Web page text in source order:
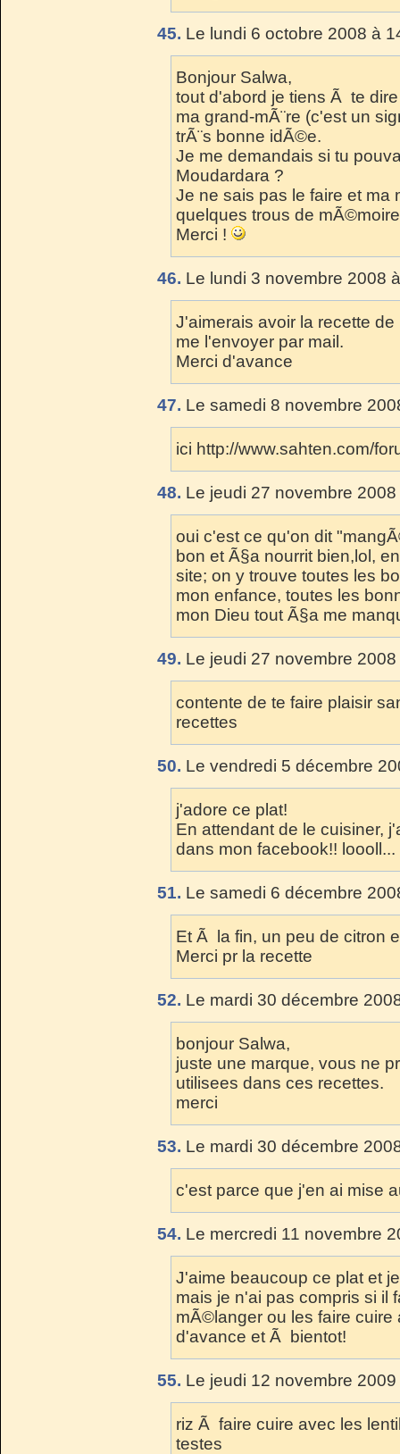
45. Le lundi 6 octobre 2008 à
Bonjour Salwa,
tout d'abord je tiens Ã te
ma grand-mÃ¨re (c'est un
trÃ¨s bonne idÃ©e.
Je me demandais si tu
Moudardara ?
Je ne sais pas le faire et ma
quelques trous de
Merci !
46. Le lundi 3 novembre 2008
J'aimerais avoir la recette
me l'envoyer par mail.
Merci d'avance
47. Le samedi 8 novembre
ici http://www.sahten.com/
48. Le jeudi 27 novembre
oui c'est ce qu'on dit
bon et Ã§a nourrit bien,lol,
site; on y trouve toutes les
mon enfance, toutes les
mon Dieu tout Ã§a me
49. Le jeudi 27 novembre
contente de te faire plaisir
recettes
50. Le vendredi 5 décembre
j'adore ce plat!
En attendant de le cuisiner,
dans mon facebook!! loooll...
51. Le samedi 6 décembre
Et Ã la fin, un peu de citron
Merci pr la recette
52. Le mardi 30 décembre
bonjour Salwa,
juste une marque, vous ne
utilisees dans ces recettes.
merci
53. Le mardi 30 décembre
c'est parce que j'en ai mise
54. Le mercredi 11 novembre
J'aime beaucoup ce plat et
mais je n'ai pas compris si il
mÃ©langer ou les faire cuire
d'avance et Ã bientot!
55. Le jeudi 12 novembre
riz Ã faire cuire avec les
testes